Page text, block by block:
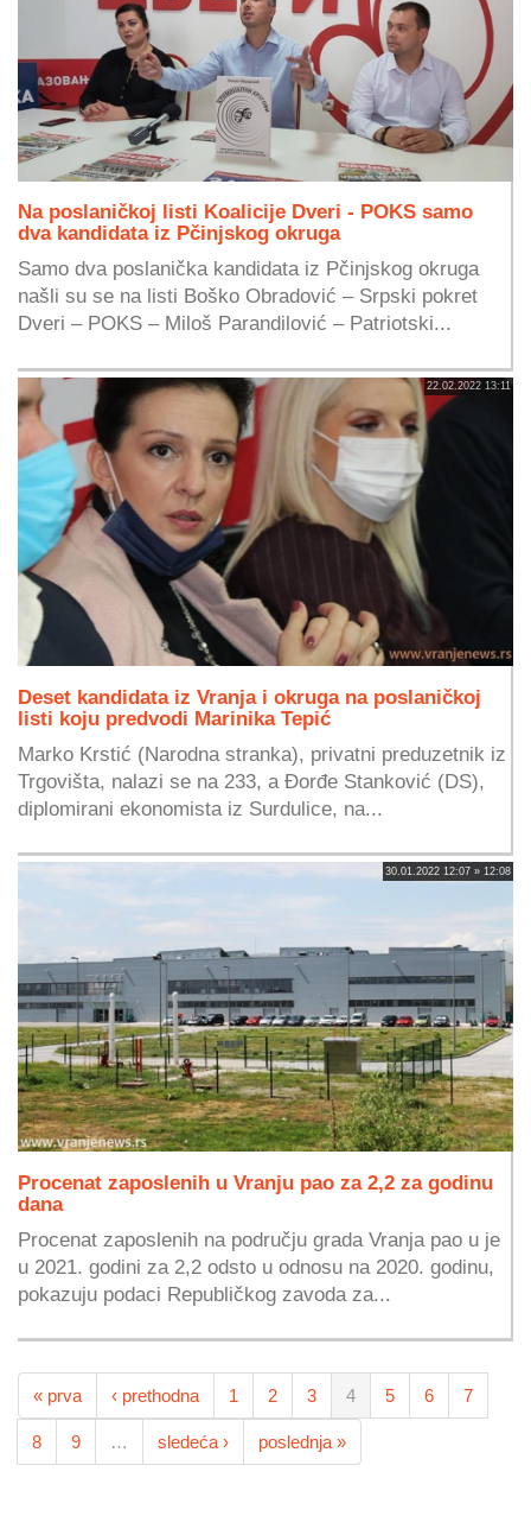
Na poslaničkoj listi Koalicije Dveri - POKS samo
dva kandidata iz Pčinjskog okruga
Samo dva poslanička kandidata iz Pčinjskog okruga
našli su se na listi Boško Obradović – Srpski pokret
Dveri – POKS – Miloš Parandilović – Patriotski...
22.02.2022 13:11
Deset kandidata iz Vranja i okruga na poslaničkoj
listi koju predvodi Marinika Tepić
Marko Krstić (Narodna stranka), privatni preduzetnik iz
Trgovišta, nalazi se na 233, a Đorđe Stanković (DS),
diplomirani ekonomista iz Surdulice, na...
30.01.2022 12:07 » 12:08
Procenat zaposlenih u Vranju pao za 2,2 za godinu
dana
Procenat zaposlenih na području grada Vranja pao u je
u 2021. godini za 2,2 odsto u odnosu na 2020. godinu,
pokazuju podaci Republičkog zavoda za...
« prva ‹ prethodna 1 2 3 4 5 6 7
8 9 … sledeća › poslednja »